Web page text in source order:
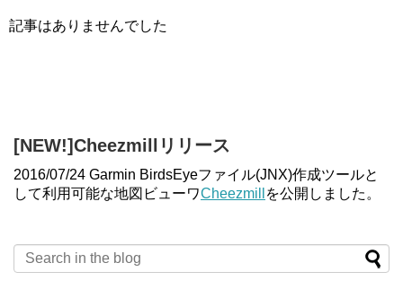
記事はありませんでした
[NEW!]Cheezmillリリース
2016/07/24 Garmin BirdsEyeファイル(JNX)作成ツールと
して利用可能な地図ビューワCheezmill を公開しました。